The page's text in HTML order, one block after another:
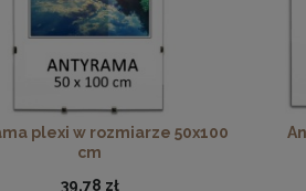
podkładka korkowa z nadrukiem w
DO KOSZYKA
plexi w rozmiarze 50x100
cm
39,78 zł